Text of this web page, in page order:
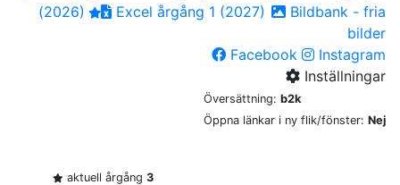
(2026)
Excel årgång 1 (2027)
Bildbank - fria
bilder
Facebook
Instagram
Inställningar
Översättning: b2k
Öppna länkar i ny flik/fönster: Nej
aktuell årgång 3